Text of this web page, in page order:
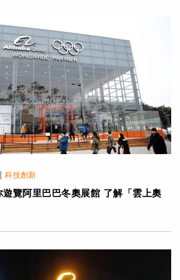
科技創新
遊覽阿里巴巴冬奧展館 了解「雲上奧